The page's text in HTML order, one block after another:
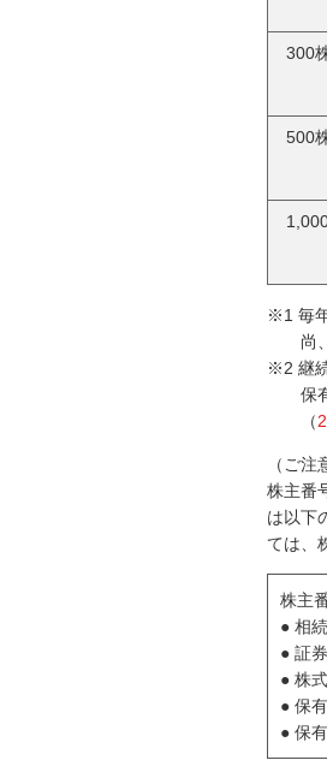
300
500
※1 毎
尚
※2 継
保
（
（ご注
株主番
は以下
ては、
株主
● 相
● 証
● 株
● 保
● 保